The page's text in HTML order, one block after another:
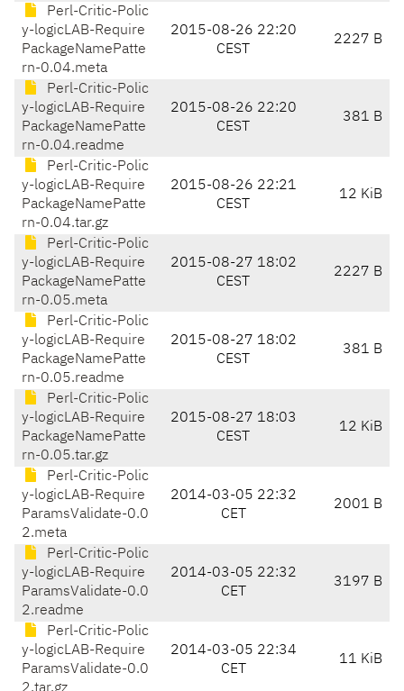
Perl-Critic-Polic
y-logicLAB-Require
PackageNamePatte
rn-0.04.meta
2015-08-26 22:20
CEST
2227 B
Perl-Critic-Polic
y-logicLAB-Require
PackageNamePatte
rn-0.04.readme
2015-08-26 22:20
CEST
381 B
Perl-Critic-Polic
y-logicLAB-Require
PackageNamePatte
rn-0.04.tar.gz
2015-08-26 22:21
CEST
12 KiB
Perl-Critic-Polic
y-logicLAB-Require
PackageNamePatte
rn-0.05.meta
2015-08-27 18:02
CEST
2227 B
Perl-Critic-Polic
y-logicLAB-Require
PackageNamePatte
rn-0.05.readme
2015-08-27 18:02
CEST
381 B
Perl-Critic-Polic
y-logicLAB-Require
PackageNamePatte
rn-0.05.tar.gz
2015-08-27 18:03
CEST
12 KiB
Perl-Critic-Polic
y-logicLAB-Require
ParamsValidate-0.0
2.meta
2014-03-05 22:32
CET
2001 B
Perl-Critic-Polic
y-logicLAB-Require
ParamsValidate-0.0
2.readme
2014-03-05 22:32
CET
3197 B
Perl-Critic-Polic
y-logicLAB-Require
ParamsValidate-0.0
2014-03-05 22:34
CET
11 KiB